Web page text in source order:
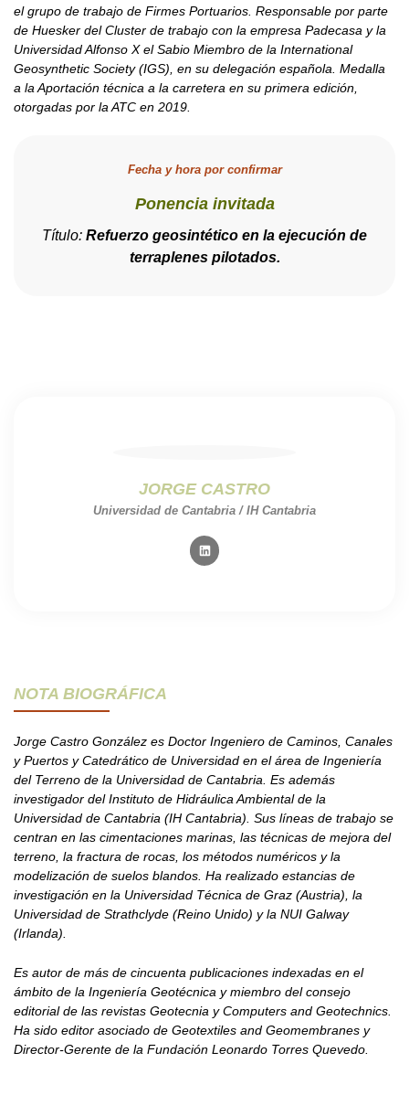
el grupo de trabajo de Firmes Portuarios. Responsable por parte
de Huesker del Cluster de trabajo con la empresa Padecasa y la
Universidad Alfonso X el Sabio Miembro de la International
Geosynthetic Society (IGS), en su delegación española. Medalla
a la Aportación técnica a la carretera en su primera edición,
otorgadas por la ATC en 2019.
Fecha y hora por confirmar
Ponencia invitada
Título: Refuerzo geosintético en la ejecución de
terraplenes pilotados.
JORGE CASTRO
Universidad de Cantabria / IH Cantabria
NOTA BIOGRÁFICA
Jorge Castro González es Doctor Ingeniero de Caminos, Canales
y Puertos y Catedrático de Universidad en el área de Ingeniería
del Terreno de la Universidad de Cantabria. Es además
investigador del Instituto de Hidráulica Ambiental de la
Universidad de Cantabria (IH Cantabria). Sus líneas de trabajo se
centran en las cimentaciones marinas, las técnicas de mejora del
terreno, la fractura de rocas, los métodos numéricos y la
modelización de suelos blandos. Ha realizado estancias de
investigación en la Universidad Técnica de Graz (Austria), la
Universidad de Strathclyde (Reino Unido) y la NUI Galway
(Irlanda).
Es autor de más de cincuenta publicaciones indexadas en el
ámbito de la Ingeniería Geotécnica y miembro del consejo
editorial de las revistas Geotecnia y Computers and Geotechnics.
Ha sido editor asociado de Geotextiles and Geomembranes y
Director-Gerente de la Fundación Leonardo Torres Quevedo.